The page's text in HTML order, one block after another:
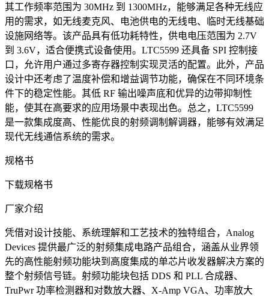
其工作频率范围为 30MHz 到 1300MHz，能够满足各种无线应
用的需求，如无线麦克风、电池供电的无线电、临时无线基础
设施网络等。该产品具有低功耗特性，供电电压范围为 2.7V
到 3.6V，适合便携式设备使用。LTC5599 还具备 SPI 控制接
口，允许用户通过多寄存器控制实现灵活的配置。此外，产品
设计中还考虑了温度补偿和增益调节功能，确保在不同环境条
件下的稳定性能。其低 RF 输出噪声底和优异的边带抑制性
能，使其在高要求的应用场景中表现出色。总之，LTC5599
是一款集成度高、性能优良的射频调制解调器，能够有效满足
现代无线通信系统的需求。
规格书
下载规格书
厂家介绍
凭借对设计技能、系统理解和工艺技术的独特组合，Analog
Devices 提供最广泛的射频集成电路产品组合，涵盖从业界领
先的高性能射频功能块到高度集成的单芯片收发器解决方案的
整个射频信号链。射频功能块包括 DDS 和 PLL 合成器、
TruPwr 功率检测器和对数放大器、X-Amp VGA、功率放大